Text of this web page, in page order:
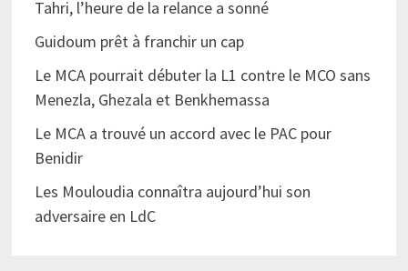
Tahri, l’heure de la relance a sonné
Guidoum prêt à franchir un cap
Le MCA pourrait débuter la L1 contre le MCO sans
Menezla, Ghezala et Benkhemassa
Le MCA a trouvé un accord avec le PAC pour
Benidir
Les Mouloudia connaîtra aujourd’hui son
adversaire en LdC